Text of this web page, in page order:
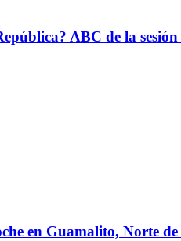
ABC de la
en Guamalito, Norte